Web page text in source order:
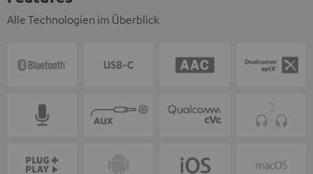
Alle Technologien im Überblick